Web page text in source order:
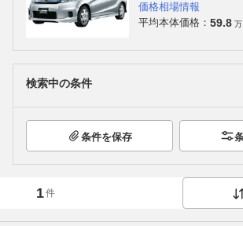
価格相場情報
平均本体価格： 59.8 万
検索中の条件
条件を保存
1件